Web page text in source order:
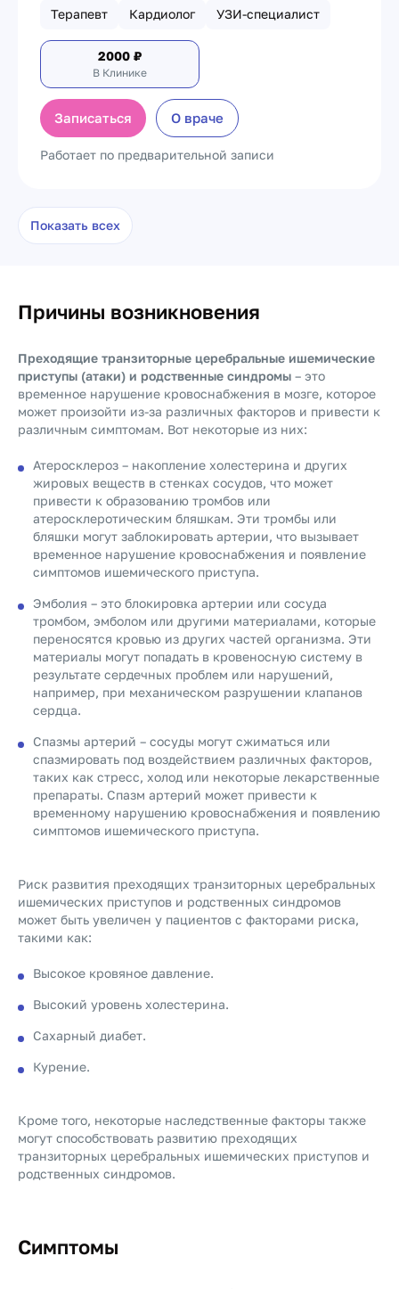
Терапевт Кардиолог УЗИ-специалист
2000 ₽
В Клинике
Записаться О враче
Работает по предварительной записи
Показать всех
Причины возникновения
Преходящие транзиторные церебральные ишемические
приступы (атаки) и родственные синдромы – это
временное нарушение кровоснабжения в мозге, которое
может произойти из-за различных факторов и привести к
различным симптомам. Вот некоторые из них:
Атеросклероз – накопление холестерина и других
жировых веществ в стенках сосудов, что может
привести к образованию тромбов или
атеросклеротическим бляшкам. Эти тромбы или
бляшки могут заблокировать артерии, что вызывает
временное нарушение кровоснабжения и появление
симптомов ишемического приступа.
Эмболия – это блокировка артерии или сосуда
тромбом, эмболом или другими материалами, которые
переносятся кровью из других частей организма. Эти
материалы могут попадать в кровеносную систему в
результате сердечных проблем или нарушений,
например, при механическом разрушении клапанов
сердца.
Спазмы артерий – сосуды могут сжиматься или
спазмировать под воздействием различных факторов,
таких как стресс, холод или некоторые лекарственные
препараты. Спазм артерий может привести к
временному нарушению кровоснабжения и появлению
симптомов ишемического приступа.
Риск развития преходящих транзиторных церебральных
ишемических приступов и родственных синдромов
может быть увеличен у пациентов с факторами риска,
такими как:
Высокое кровяное давление.
Высокий уровень холестерина.
Сахарный диабет.
Курение.
Кроме того, некоторые наследственные факторы также
могут способствовать развитию преходящих
транзиторных церебральных ишемических приступов и
родственных синдромов.
Симптомы